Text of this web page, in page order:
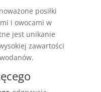
posiłki
i owocami w
jest unikanie
zawartości